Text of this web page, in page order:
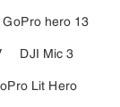
GoPro hero 13
DJI Mic 3
Lit Hero